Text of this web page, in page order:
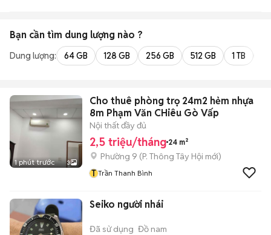
Bạn cần tìm dung lượng nào ?
Dung lượng: 64 GB 128 GB 256 GB 512 GB 1 TB
1 phút trước 3
Cho thuê phòng trọ 24m2 hẻm nhựa
8m Phạm Văn CHiêu Gò Vấp
Nội thất đầy đủ
2,5 triệu/tháng 24 m²
Phường 9 (P. Thông Tây Hội mới)
T Trần Thanh Bình
Seiko người nhái
Đã sử dụng Đồ nam